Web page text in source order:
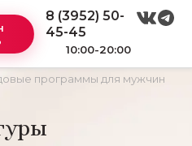
8 (3952) 50-
45-45
10:00-20:00
программы для мужчин